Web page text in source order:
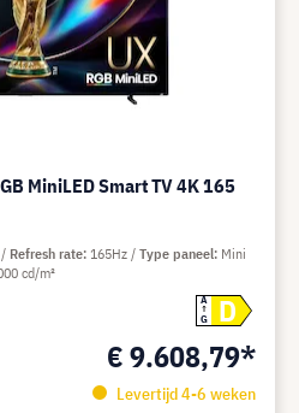
MiniLED Smart TV 4K 165
A
G
D
€ 9.608,79*
Levertijd 4-6 weken
Refresh rate 165Hz Type paneel Mini
cd/m²